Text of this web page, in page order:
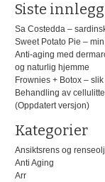
Siste innlegg
Sa Costedda –
Sweet Potato Pie –
Anti-aging med
og naturlig hjemme
Frownies + Botox –
Behandling av
(Oppdatert versjon)
Kategorier
Ansiktsrens og
Anti Aging
Arr